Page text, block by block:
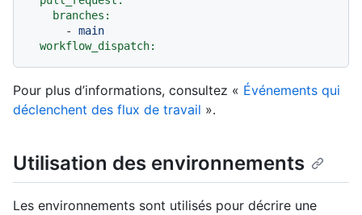
branches:
-
main
workflow_dispatch:
Pour plus d’informations, consultez « Événements qui
déclenchent des flux de travail ».
Utilisation des environnements
Les environnements sont utilisés pour décrire une